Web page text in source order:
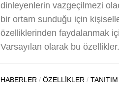
dinleyenlerin vazgeçilmezi
bir ortam sunduğu için
özelliklerinden faydalanmak
Varsayılan olarak bu
HABERLER / ÖZELLIKLER / TANITIM